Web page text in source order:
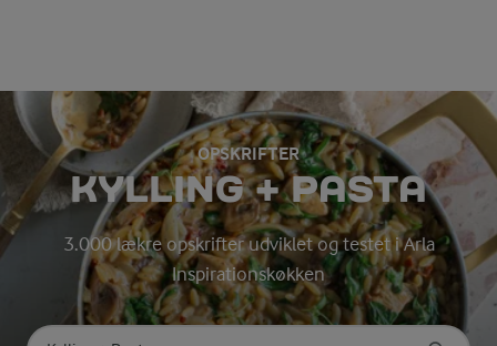
OPSKRIFTER
KYLLING + PASTA
3.000 lækre opskrifter udviklet og testet i Arla
Inspirationskøkken